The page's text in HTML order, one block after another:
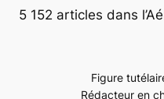
5 152 articles dans
Figure
Rédacteur en